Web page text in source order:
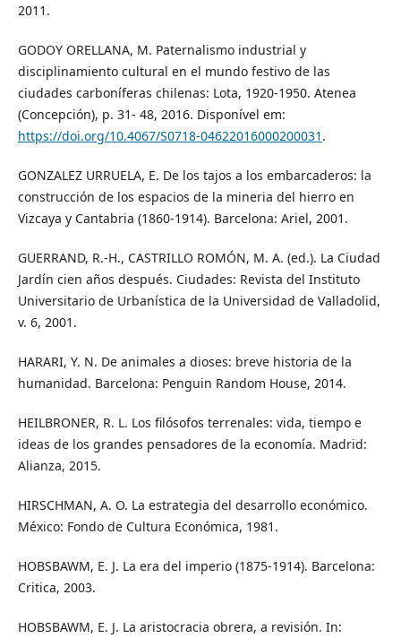
2011.
GODOY ORELLANA, M. Paternalismo industrial y
disciplinamiento cultural en el mundo festivo de las
ciudades carboníferas chilenas: Lota, 1920-1950. Atenea
(Concepción), p. 31- 48, 2016. Disponível em:
https://doi.org/10.4067/S0718-04622016000200031 .
GONZALEZ URRUELA, E. De los tajos a los embarcaderos: la
construcción de los espacios de la mineria del hierro en
Vizcaya y Cantabria (1860-1914). Barcelona: Ariel, 2001.
GUERRAND, R.-H., CASTRILLO ROMÓN, M. A. (ed.). La Ciudad
Jardín cien años después. Ciudades: Revista del Instituto
Universitario de Urbanística de la Universidad de Valladolid,
v. 6, 2001.
HARARI, Y. N. De animales a dioses: breve historia de la
humanidad. Barcelona: Penguin Random House, 2014.
HEILBRONER, R. L. Los filósofos terrenales: vida, tiempo e
ideas de los grandes pensadores de la economía. Madrid:
Alianza, 2015.
HIRSCHMAN, A. O. La estrategia del desarrollo económico.
México: Fondo de Cultura Económica, 1981.
HOBSBAWM, E. J. La era del imperio (1875-1914). Barcelona:
Critica, 2003.
HOBSBAWM, E. J. La aristocracia obrera, a revisión. In: